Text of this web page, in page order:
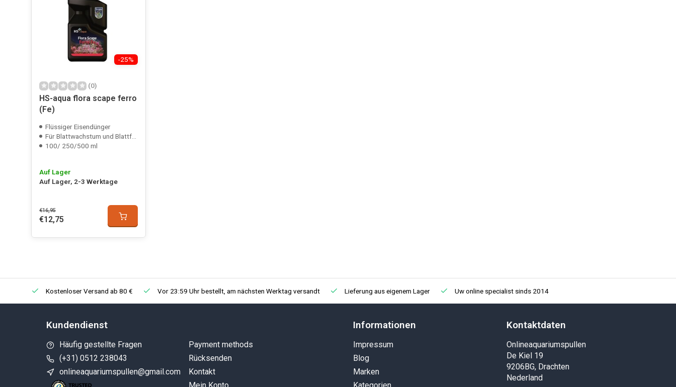
-25%
(0)
HS-aqua flora scape ferro
(Fe)
Flüssiger Eisendünger
Für Blattwachstum und Blattfarbe
100/ 250/500 ml
Auf Lager
Auf Lager, 2-3 Werktage
€16,95
€12,75
Kostenloser Versand ab 80 € Vor 23:59 Uhr bestellt, am nächsten Werktag versandt Lieferung aus eigenem Lager Uw online specialist sinds 2014
Kundendienst
Häufig gestellte Fragen
(+31) 0512 238043
onlineaquariumspullen@gmail.com
Payment methods
Rücksenden
Kontakt
Informationen
Impressum
Blog
Marken
Kontaktdaten
Onlineaquariumspullen
De Kiel 19
9206BG, Drachten
Nederland